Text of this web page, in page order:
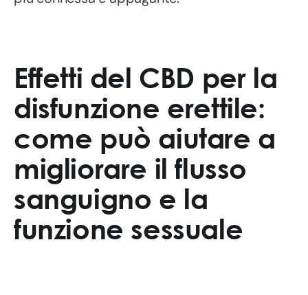
Effetti del CBD per la
disfunzione erettile:
come può aiutare a
migliorare il flusso
sanguigno e la
funzione sessuale